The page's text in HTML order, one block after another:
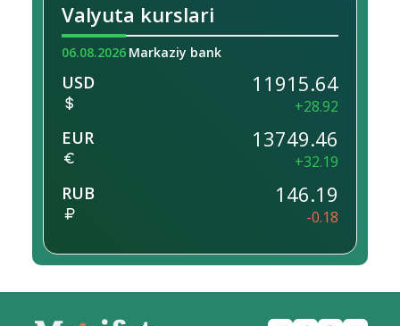
Valyuta kurslari
06.08.2026 Markaziy bank
USD 11915.64
+28.92
EUR 13749.46
+32.19
RUB 146.19
-0.18